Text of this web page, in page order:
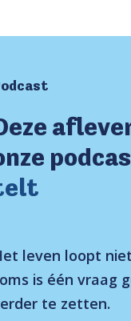
leven loopt
is één vraag
te zetten.